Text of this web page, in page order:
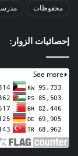
محفوظات
إحصائيات الزوار: